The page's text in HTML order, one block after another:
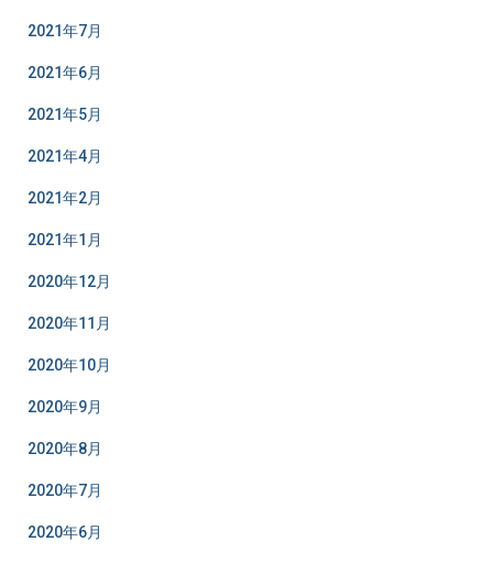
2021年7月
2021年6月
2021年5月
2021年4月
2021年2月
2021年1月
2020年12月
2020年11月
2020年10月
2020年9月
2020年8月
2020年7月
2020年6月